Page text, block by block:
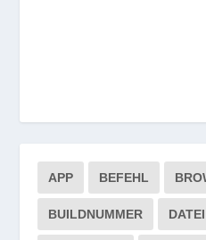
APP BEFEHL
BUILDNUMMER DATEI